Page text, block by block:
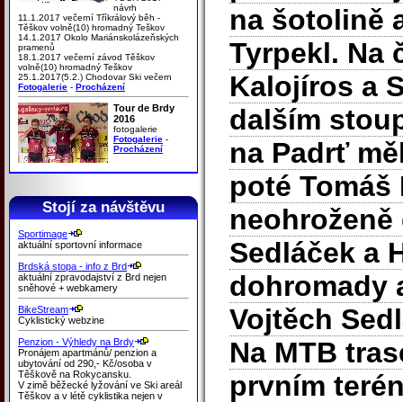
návrh
11.1.2017 večerní Tříkrálový běh -
Těškov volně(10) hromadný Teškov
14.1.2017 Okolo Mariánskolázeňských
pramenů
18.1.2017 večerní závod Těškov
volně(10) hromadný Teškov
25.1.2017(5.2.) Chodovar Ski večern
Fotogalerie - Procházení
Tour de Brdy
2016
fotogalerie
Fotogalerie -
Procházení
Stojí za návštěvu
Sportimage
aktuální sportovní informace
Brdská stopa - info z Brd
aktuální zpravodajství z Brd nejen
sněhové + webkamery
BikeStream
Cyklistický webzine
Penzion - Výhledy na Brdy
Pronájem apartmánů/ penzion a
ubytování od 290,- Kč/osoba v
Těškově na Rokycansku.
V zimě běžecké lyžování ve Ski areál
Těškov a v létě cyklistika nejen v
na šotolině
Tyrpekl. Na
Kalojíros a
dalším
na Padrť
poté
Sedláček a
dohromady
Vojtěch
Na MTB
prvním